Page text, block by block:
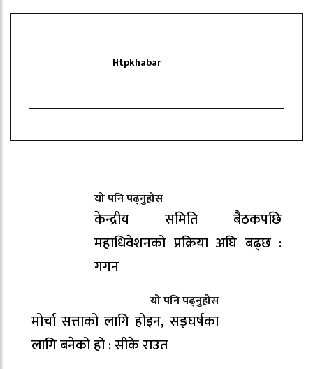
Htpkhabar
यो पनि पढ्नुहोस
केन्द्रीय समिति बैठकपछि
महाधिवेशनको प्रक्रिया अघि बढ्छ :
गगन
यो पनि पढ्नुहोस
मोर्चा सत्ताको लागि होइन, सङ्घर्षका
लागि बनेको हो : सीके राउत